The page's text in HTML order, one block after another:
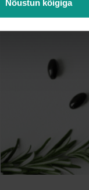
Nõustun kõigiga